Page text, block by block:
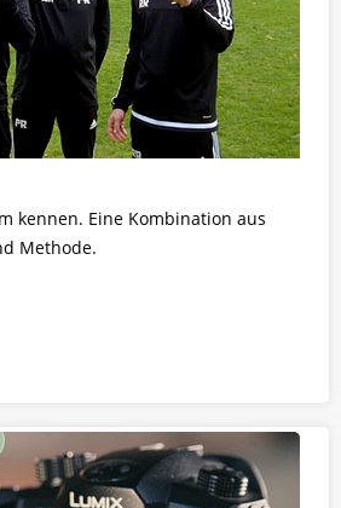
kennen. Eine Kombination aus
Methode.